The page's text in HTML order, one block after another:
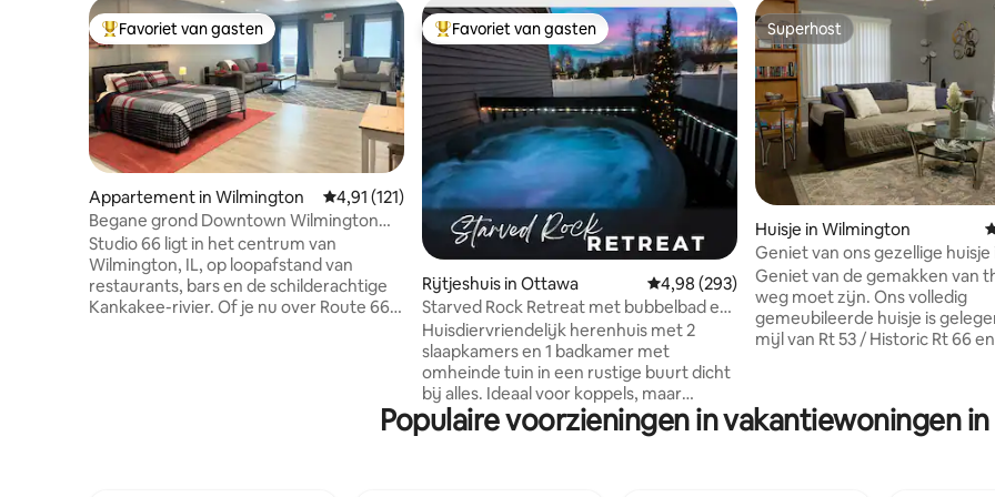
Topfavoriet van gasten
Favoriet van gasten
Appartement in Wilmington Gemiddelde beoordeling van 4,91 uit 5, 121 recensies
4,91 (121)
Begane grond Downtown Wilmington
Studio Route 66
Studio 66 ligt in het centrum van
Wilmington, IL, op loopafstand van
restaurants, bars en de schilderachtige
Kankakee-rivier. Of je nu over Route 66
je een extra bed nodig? We hebben een
optioneel opklapbaar babybedje van 31" x
Topfavoriet van gasten
Favoriet van gasten
Rijtjeshuis in Ottawa Gemiddelde beoordeling van 4,98 uit 5, 293
4,98 (293)
Starved Rock Retreat met bubbelbad en
volledig omheinde tuin!
Huisdiervriendelijk herenhuis met 2
slaapkamers en 1 badkamer met
omheinde tuin in een rustige buurt dicht
bij alles. Ideaal voor koppels, maar
comfortabel voor alle reizigers. Veilig,
privé en zeer geschikt voor werken op
Superhost
Superhost
Huisje in Wilmington
Geniet van ons gezellige huisje
buurt van Route 66
Geniet van de gemakken van
weg moet zijn. Ons volledig
gemeubileerde huisje is
mijl van Rt 53 / Historic Rt 66
het 'centrum' van Wilmington
restaurants, een wijnbar, een
brouwerij en meerdere
Populaire voorzieningen in vakantiewoningen